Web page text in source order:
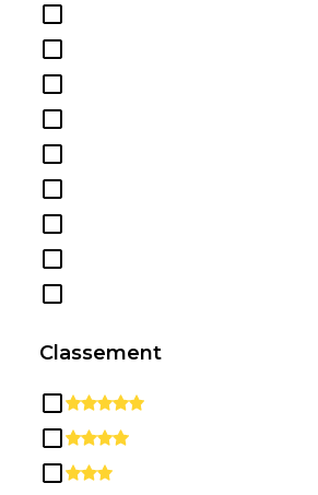
l'Information et Services de
Soutien
Ingénierie
L'Architecture
Langue et Littérature anglaises
Classement